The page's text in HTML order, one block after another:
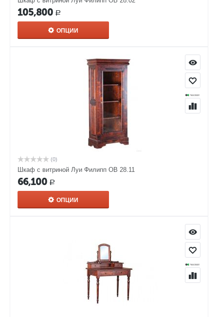
105,800 Р
ОПЦИИ
(0)
Шкаф с витриной Луи Филипп ОВ 28.11
66,100 Р
ОПЦИИ